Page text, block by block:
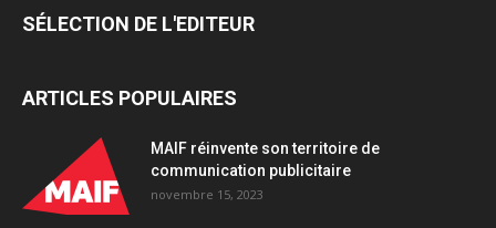
Photoderm
SÉLECTION DE L'EDITEUR
ARTICLES POPULAIRES
MAIF réinvente son territoire de
communication publicitaire
novembre 15, 2023